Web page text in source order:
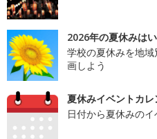
2026年の夏休みは
学校の夏休みを地
画しよう
夏休みイベントカレ
日付から夏休みの